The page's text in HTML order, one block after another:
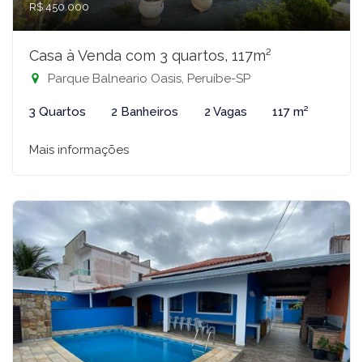
R$ 450.000
Casa à Venda com 3 quartos, 117m²
Parque Balneario Oasis, Peruíbe-SP
3 Quartos 2 Banheiros 2 Vagas 117 m²
Mais informações